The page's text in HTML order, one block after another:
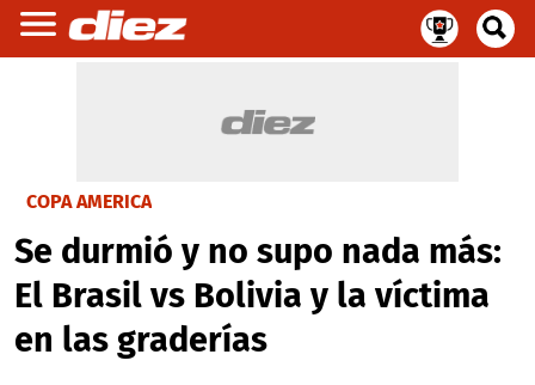
COPA AMERICA
Se durmió y no supo nada más:
El Brasil vs Bolivia y la víctima
en las graderías